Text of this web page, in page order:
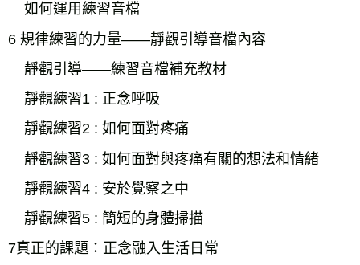
如何運用練習音檔
6 規律練習的力量——靜觀引導音檔內容
靜觀引導——練習音檔補充教材
靜觀練習1 : 正念呼吸
靜觀練習2 : 如何面對疼痛
靜觀練習3 : 如何面對與疼痛有關的想法和情緒
靜觀練習4 : 安於覺察之中
靜觀練習5 : 簡短的身體掃描
7真正的課題：正念融入生活日常